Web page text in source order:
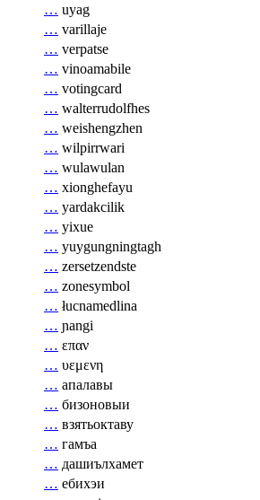
… uyag
… varillaje
… verpatse
… vinoamabile
… votingcard
… walterrudolfhes
… weishengzhen
… wilpirrwari
… wulawulan
… xionghefayu
… yardakcilik
… yixue
… yuygungningtagh
… zersetzendste
… zonesymbol
… łucnamedlina
… ɲangi
… επαν
… υεμενη
… апалавы
… бизоновыи
… взятьоктаву
… гамъа
… дашиълхамет
… ебихэи